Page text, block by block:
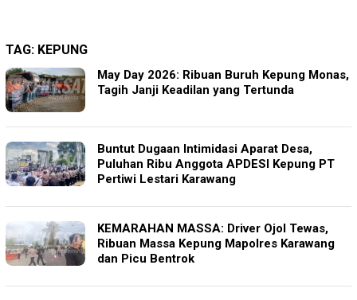
TAG: KEPUNG
May Day 2026: Ribuan Buruh Kepung Monas,
Tagih Janji Keadilan yang Tertunda
Buntut Dugaan Intimidasi Aparat Desa,
Puluhan Ribu Anggota APDESI Kepung PT
Pertiwi Lestari Karawang
KEMARAHAN MASSA: Driver Ojol Tewas,
Ribuan Massa Kepung Mapolres Karawang
dan Picu Bentrok